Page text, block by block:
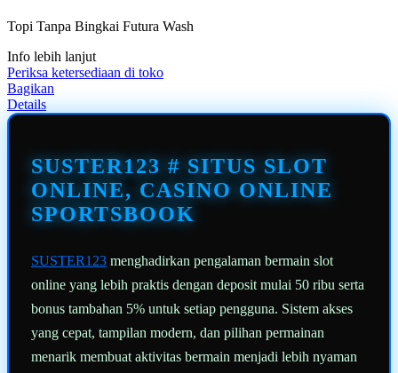
bintang,
rating
rata-
rata.
Read
13
Reviews.
halaman
yang
sama.
Topi Tanpa Bingkai Futura Wash
Info lebih lanjut
Periksa ketersediaan di toko
Bagikan
Details
SUSTER123 # SITUS SLOT
ONLINE, CASINO ONLINE
SPORTSBOOK
SUSTER123 menghadirkan pengalaman bermain slot
online yang lebih praktis dengan deposit mulai 50 ribu serta
bonus tambahan 5% untuk setiap pengguna. Sistem akses
yang cepat, tampilan modern, dan pilihan permainan
menarik membuat aktivitas bermain menjadi lebih nyaman